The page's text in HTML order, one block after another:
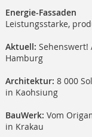
Energie-Fassaden
Leistungsstarke,
Aktuell: Sehenswert!
Hamburg
Architektur: 8 000
in Kaohsiung
BauWerk: Vom
in Krakau